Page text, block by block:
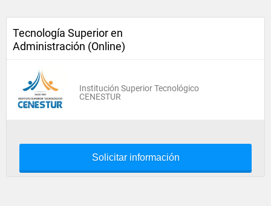
Tecnología Superior en
Administración (Online)
Institución Superior Tecnológico
CENESTUR
Solicitar información